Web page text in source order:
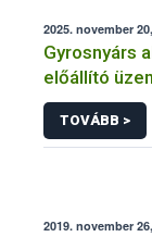
2025. november
Gyrosnyárs
előállító
üzem
TOVÁBB >
2019. november